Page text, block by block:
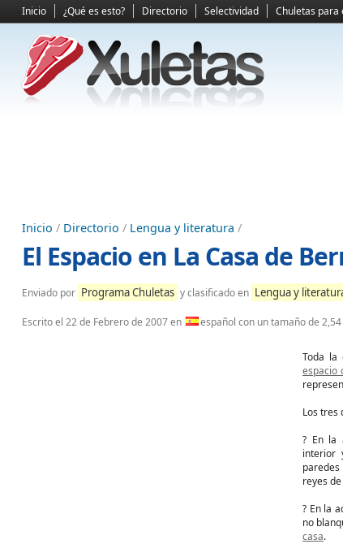
Inicio ¿Qué es esto? Directorio Selectividad Chuletas para
Inicio / Directorio / Lengua y literatura /
El Espacio en La Casa de
Enviado por Programa Chuletas y clasificado en Lengua y
Escrito el 22 de Febrero de 2007en español con un tamaño de 2,54
Toda la
espacio
Los tres
? En la
interior
reyes
? En la
no
casa.